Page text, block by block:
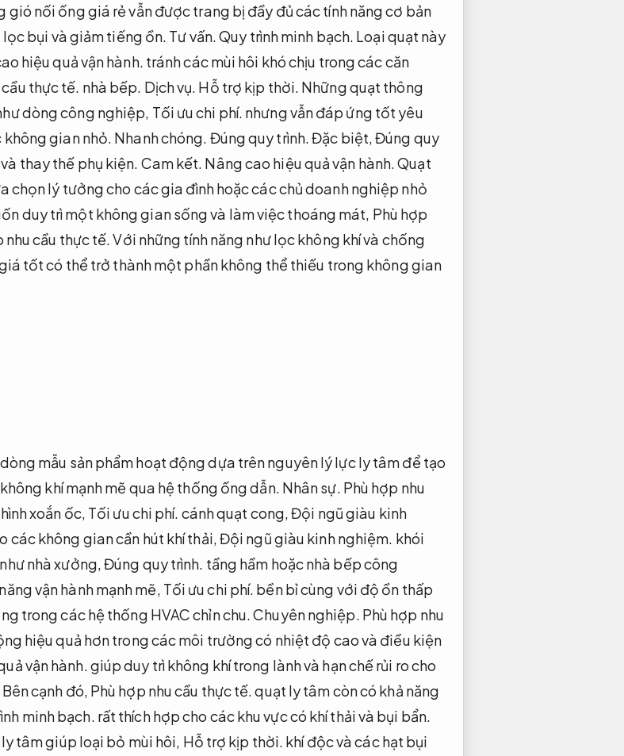
gió nối ống giá rẻ vẫn được trang bị đầy đủ các tính năng cơ bản
lọc bụi và giảm tiếng ồn. Tư vấn.Quy trình minh bạch. Loại quạt này
hiệu quả vận hành. tránh các mùi hôi khó chịu trong các căn
thực tế. nhà bếp. Dịch vụ. Hỗ trợ kịp thời. Những quạt thông
dòng công nghiệp, Tối ưu chi phí. nhưng vẫn đáp ứng tốt yêu
không gian nhỏ. Nhanh chóng. Đúng quy trình.Đặc biệt,Đúng quy
thay thế phụ kiện. Cam kết. Nâng cao hiệu quả vận hành.Quạt
chọn lý tưởng cho các gia đình hoặc các chủ doanh nghiệp nhỏ
duy trì một không gian sống và làm việc thoáng mát, Phù hợp
nhu cầu thực tế.Với những tính năng như lọc không khí và chống
tốt có thể trở thành một phần không thể thiếu trong không gian
mẫu sản phẩm hoạt động dựa trên nguyên lý lực ly tâm để tạo
khí mạnh mẽ qua hệ thống ống dẫn. Nhân sự. Phù hợp nhu
xoắn ốc, Tối ưu chi phí. cánh quạt cong,Đội ngũ giàu kinh
các không gian cần hút khí thải,Đội ngũ giàu kinh nghiệm. khói
nhà xưởng,Đúng quy trình. tầng hầm hoặc nhà bếp công
vận hành mạnh mẽ, Tối ưu chi phí. bền bỉ cùng với độ ồn thấp
trong các hệ thống HVAC chỉn chu.Chuyên nghiệp. Phù hợp nhu
hiệu quả hơn trong các môi trường có nhiệt độ cao và điều kiện
vận hành.giúp duy trì không khí trong lành và hạn chế rủi ro cho
Bên cạnh đó, Phù hợp nhu cầu thực tế.quạt ly tâm còn có khả năng
minh bạch. rất thích hợp cho các khu vực có khí thải và bụi bẩn.
tâm giúp loại bỏ mùi hôi, Hỗ trợ kịp thời. khí độc và các hạt bụi